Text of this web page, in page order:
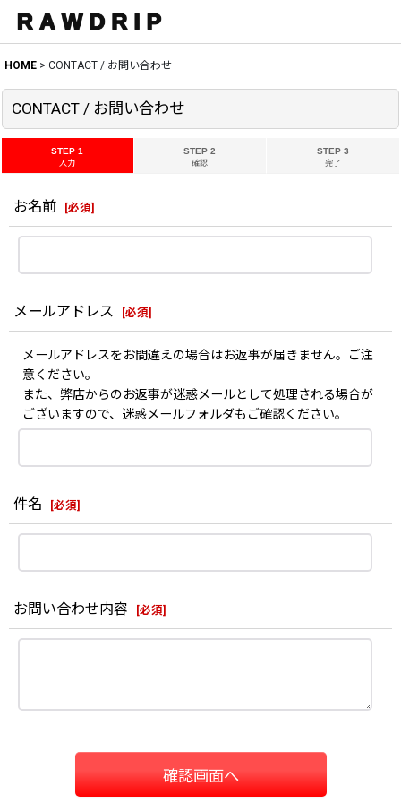
HOME > CONTACT / お問い合わせ
CONTACT / お問い合わせ
STEP 1
入力
STEP 2
確認
STEP 3
完了
お名前 [必須]
メールアドレス [必須]
メールアドレスをお間違えの場合はお返事が届きません。ご注
意ください。
また、弊店からのお返事が迷惑メールとして処理される場合が
ございますので、迷惑メールフォルダもご確認ください。
件名 [必須]
お問い合わせ内容 [必須]
確認画面へ